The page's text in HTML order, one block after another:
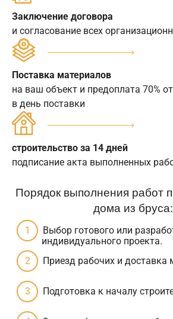
Заключение договора
и согласование всех
Поставка материалов
на ваш объект и предоплата 70%
в день поставки
строительство за 14 дней
подписание акта выполненных
Порядок выполнения работ
дома из бруса:
Выбор готового или
индивидуального проекта.
Приезд рабочих и доставка
Подготовка к началу